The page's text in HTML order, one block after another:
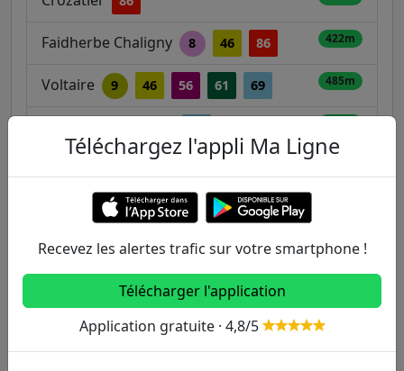
Faidherbe Chaligny 8 46 86 422m
Voltaire 9 46 56 61 69 485m
Autres lignes
2 3 3B 4
Téléchargez l'appli Ma Ligne
Recevez les alertes trafic sur votre smartphone !
Télécharger l'application
Application gratuite · 4,8/5